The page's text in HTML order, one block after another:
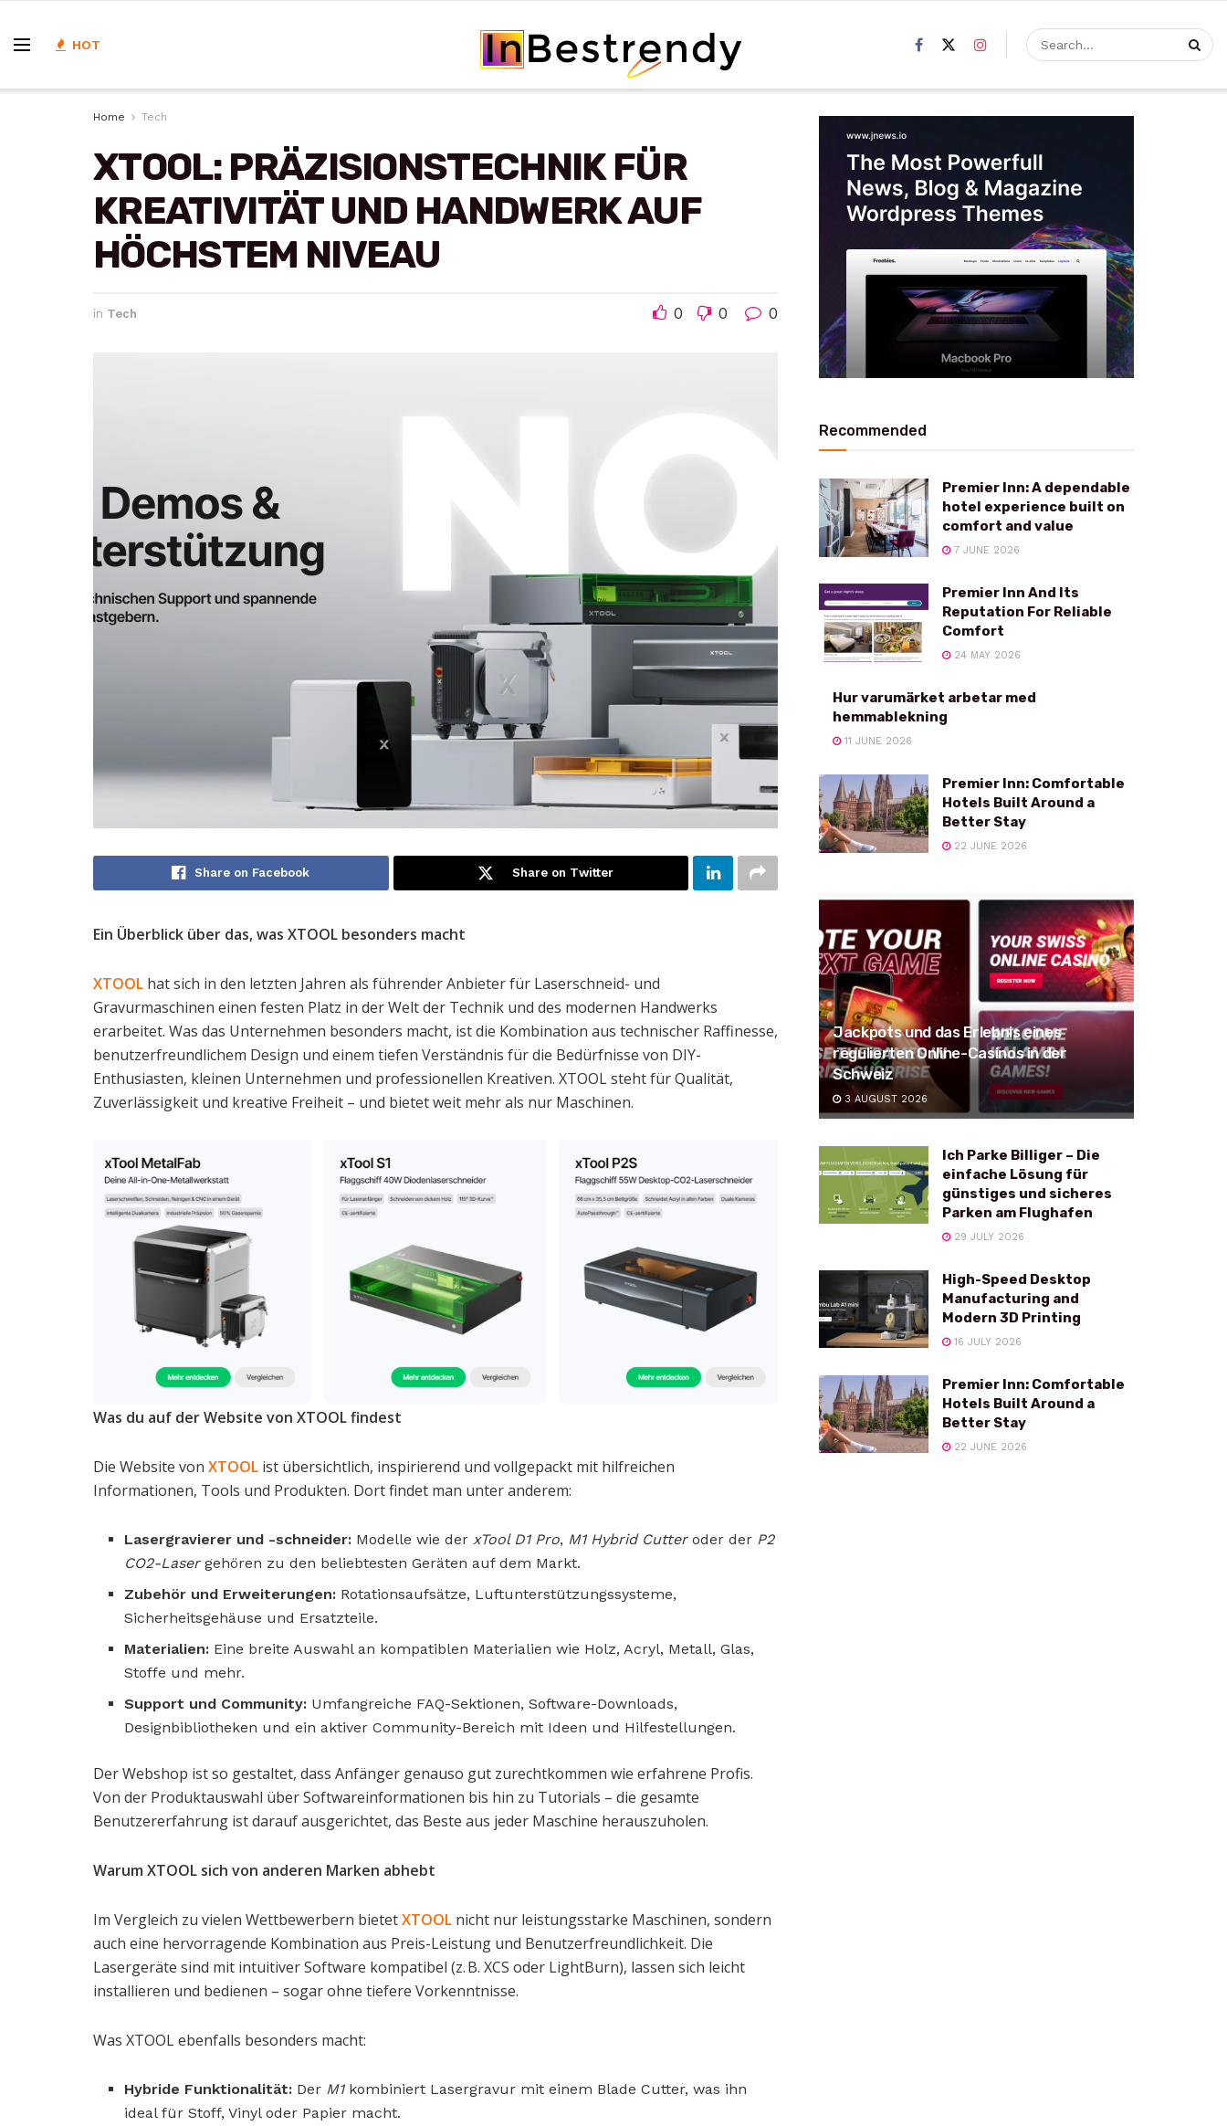
HOT
Home Tech
XTOOL: PRÄZISIONSTECHNIK FÜR
KREATIVITÄT UND HANDWERK AUF
HÖCHSTEM NIVEAU
in Tech 0 0 0
Share on Facebook Share on Twitter
Ein Überblick über das, was XTOOL besonders macht
XTOOL hat sich in den letzten Jahren als führender Anbieter für Laserschneid- und
Gravurmaschinen einen festen Platz in der Welt der Technik und des modernen Handwerks
erarbeitet. Was das Unternehmen besonders macht, ist die Kombination aus technischer Raffinesse,
benutzerfreundlichem Design und einem tiefen Verständnis für die Bedürfnisse von DIY-
Enthusiasten, kleinen Unternehmen und professionellen Kreativen. XTOOL steht für Qualität,
Zuverlässigkeit und kreative Freiheit – und bietet weit mehr als nur Maschinen.
Was du auf der Website von XTOOL findest
Die Website von XTOOL ist übersichtlich, inspirierend und vollgepackt mit hilfreichen
Informationen, Tools und Produkten. Dort findet man unter anderem:
Lasergravierer und -schneider: Modelle wie der xTool D1 Pro, M1 Hybrid Cutteroder der P2
CO2-Lasergehören zu den beliebtesten Geräten auf dem Markt.
Zubehör und Erweiterungen: Rotationsaufsätze, Luftunterstützungssysteme,
Sicherheitsgehäuse und Ersatzteile.
Materialien: Eine breite Auswahl an kompatiblen Materialien wie Holz, Acryl, Metall, Glas,
Stoffe und mehr.
Support und Community: Umfangreiche FAQ-Sektionen, Software-Downloads,
Designbibliotheken und ein aktiver Community-Bereich mit Ideen und Hilfestellungen.
Der Webshop ist so gestaltet, dass Anfänger genauso gut zurechtkommen wie erfahrene Profis.
Von der Produktauswahl über Softwareinformationen bis hin zu Tutorials – die gesamte
Benutzererfahrung ist darauf ausgerichtet, das Beste aus jeder Maschine herauszuholen.
Warum XTOOL sich von anderen Marken abhebt
Im Vergleich zu vielen Wettbewerbern bietetXTOOL nicht nur leistungsstarke Maschinen, sondern
auch eine hervorragende Kombination aus Preis-Leistung und Benutzerfreundlichkeit. Die
Lasergeräte sind mit intuitiver Software kompatibel (z. B. XCS oder LightBurn), lassen sich leicht
installieren und bedienen – sogar ohne tiefere Vorkenntnisse.
Was XTOOL ebenfalls besonders macht:
Hybride Funktionalität: Der M1kombiniert Lasergravur mit einem Blade Cutter, was ihn
ideal für Stoff, Vinyl oder Papier macht.
Recommended
Premier Inn: A dependable
hotel experience built on
comfort and value
7 JUNE 2026
Premier Inn And Its
Reputation For Reliable
Comfort
24 MAY 2026
Hur varumärket arbetar med
hemmablekning
11 JUNE 2026
Premier Inn: Comfortable
Hotels Built Around a
Better Stay
22 JUNE 2026
Jackpots und das Erlebnis eines
regulierten Online-Casinos in der
Schweiz
3 AUGUST 2026
Ich Parke Billiger – Die
einfache Lösung für
günstiges und sicheres
Parken am Flughafen
29 JULY 2026
High-Speed Desktop
Manufacturing and
Modern 3D Printing
16 JULY 2026
Premier Inn: Comfortable
Hotels Built Around a
Better Stay
22 JUNE 2026